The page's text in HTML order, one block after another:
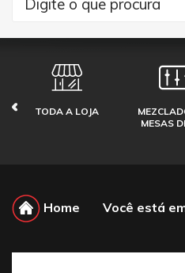
TODA A LOJA
MESAS
Home Você está